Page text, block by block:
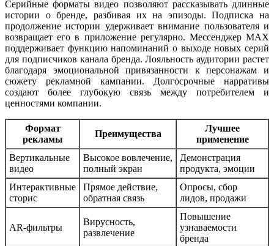
Серийные форматы видео позволяют рассказывать длинные
истории о бренде, разбивая их на эпизоды. Подписка на
продолжение истории удерживает внимание пользователя и
возвращает его в приложение регулярно. Мессенджер MAX
поддерживает функцию напоминаний о выходе новых серий
для подписчиков канала бренда. Лояльность аудитории растет
благодаря эмоциональной привязанности к персонажам и
сюжету рекламной кампании. Долгосрочные нарративы
создают более глубокую связь между потребителем и
ценностями компании.
Формат
рекламы
Преимущества
Лучшее
применение
Вертикальные
видео
Высокое вовлечение,
полный экран
Демонстрация
продукта, эмоции
Интерактивные
сторис
Прямое действие,
обратная связь
Опросы, сбор
лидов, продажи
AR-фильтры
Вирусность,
развлечение
Повышение
узнаваемости
бренда